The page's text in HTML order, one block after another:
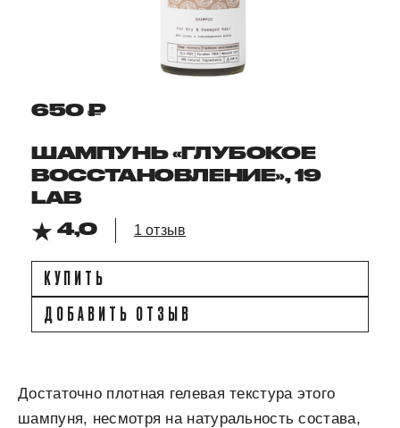
650 ₽
ШАМПУНЬ «ГЛУБОКОЕ
ВОССТАНОВЛЕНИЕ», 19
LAB
4,0
1 отзыв
КУПИТЬ
ДОБАВИТЬ ОТЗЫВ
Достаточно плотная гелевая текстура этого
шампуня, несмотря на натуральность состава,